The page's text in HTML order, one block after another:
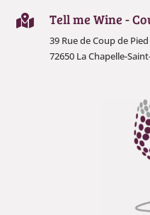
 Tell me Wine -
39 Rue de Coup de Pied
72650 La Chapelle-